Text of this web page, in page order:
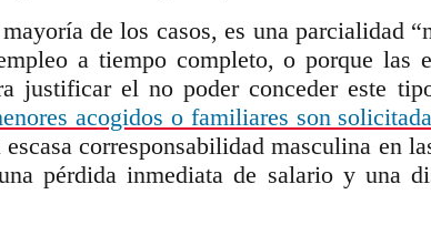
de los casos, es una parcialidad
a tiempo completo, o porque las
justificar el no poder conceder este
acogidos o familiares son
corresponsabilidad masculina en
pérdida inmediata de salario y una